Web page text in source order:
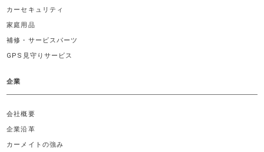
カーセキュリティ
家庭用品
補修・サービスパーツ
GPS見守りサービス
企業
会社概要
企業沿革
カーメイトの強み